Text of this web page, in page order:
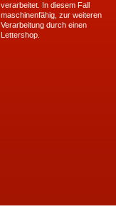
verarbeitet. In diesem Fall
maschinenfähig, zur weiteren
Verarbeitung durch einen
Lettershop.